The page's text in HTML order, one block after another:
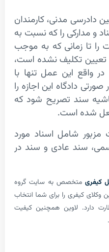
دادرسی مدنی، کارمندان
را که نسبت به
که به موجب
نشده است،
عمل تنها با
این اجازه را
تصریح شود که
اسناد مورد
و سند در
به سایت گروه
را برای شما انتخاب
همچنین کیفیت